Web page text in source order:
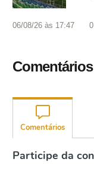
06/08/26 às 17:47 0
Comentários